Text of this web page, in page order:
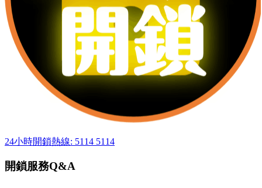
24小時開鎖熱線: 5114 5114
開鎖服務Q&A